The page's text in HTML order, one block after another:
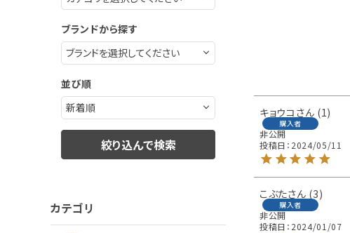
ブランドから探す
並び順
絞り込んで検索
カテゴリ
キョウコ
1
購入者
非公開
投稿日 2024/05/11
こぶた 3
購入者
非公開
投稿日 2024/01/07